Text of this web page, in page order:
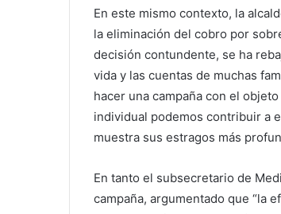
En este mismo contexto, la
la eliminación del cobro por
decisión contundente, se ha
vida y las cuentas de muchas
hacer una campaña con el
individual podemos contribuir a
muestra sus estragos más
En tanto el subsecretario de
campaña, argumentado que “la